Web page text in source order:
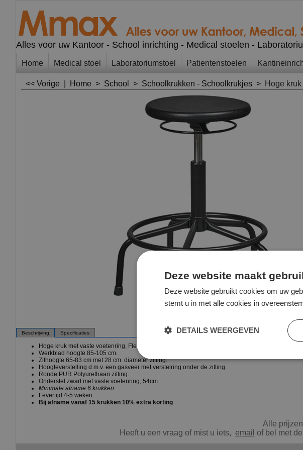
Alles voor uw Kantoor - School inrichting - Medical stoelen -
Home Medical stoel Laboratoriumstoel Patientenstoelen
<< Vorige Home > School > Schoolkrukken - Schoolkrukjes > Hoge
Beschrijving Specificaties
Hoge kruk met vaste voetenring, Flex 7828 met pur zitting
Werkblad hoogte 85-105 cm.
Zithoogte 65-83 cm met 28 cm. diameter zitting.
Hoogteverstelling d.m.v. een gasveer met verstelring onder de zitting.
Ronde PUR Polyurethaan zitting.
Onderstel zwart met vaste voetenring, 54cm
Minimale afname 6 krukken.
Levertijd 4-5 weken
Bij afname vanaf 15 krukken 10% extra korting
Alle
Heeft u een vraag of mist u iets, email of bel met
Deze website maakt
Deze website gebruikt cookies om uw
stemt u in met alle cookies in
DETAILS WEERGEVEN